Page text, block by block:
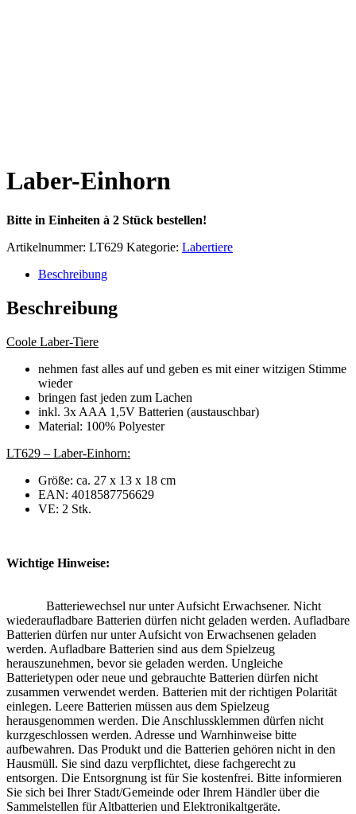
Laber-Einhorn
Bitte in Einheiten à 2 Stück bestellen!
Artikelnummer: LT629 Kategorie: Labertiere
Beschreibung
Beschreibung
Coole Laber-Tiere
nehmen fast alles auf und geben es mit einer witzigen Stimme
wieder
bringen fast jeden zum Lachen
inkl. 3x AAA 1,5V Batterien (austauschbar)
Material: 100% Polyester
LT629 – Laber-Einhorn:
Größe: ca. 27 x 13 x 18 cm
EAN: 4018587756629
VE: 2 Stk.
Wichtige Hinweise:
Batteriewechsel nur unter Aufsicht Erwachsener. Nicht
wiederaufladbare Batterien dürfen nicht geladen werden. Aufladbare
Batterien dürfen nur unter Aufsicht von Erwachsenen geladen
werden. Aufladbare Batterien sind aus dem Spielzeug
herauszunehmen, bevor sie geladen werden. Ungleiche
Batterietypen oder neue und gebrauchte Batterien dürfen nicht
zusammen verwendet werden. Batterien mit der richtigen Polarität
einlegen. Leere Batterien müssen aus dem Spielzeug
herausgenommen werden. Die Anschlussklemmen dürfen nicht
kurzgeschlossen werden. Adresse und Warnhinweise bitte
aufbewahren. Das Produkt und die Batterien gehören nicht in den
Hausmüll. Sie sind dazu verpflichtet, diese fachgerecht zu
entsorgen. Die Entsorgnung ist für Sie kostenfrei. Bitte informieren
Sie sich bei Ihrer Stadt/Gemeinde oder Ihrem Händler über die
Sammelstellen für Altbatterien und Elektronikaltgeräte.